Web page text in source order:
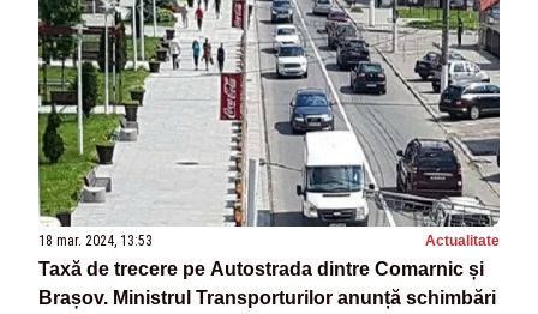
18 mar. 2024, 13:53 Actualitate
Taxă de trecere pe Autostrada dintre Comarnic și
Brașov. Ministrul Transporturilor anunță schimbări